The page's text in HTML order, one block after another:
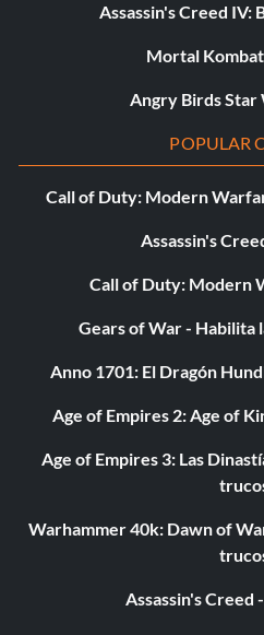
Assassin's Creed IV:
Mortal
Angry Birds Star
POPULAR
Call of Duty: Modern
Assassin's
Call of Duty: Modern
Gears of War - Habilita
Anno 1701: El Dragón
Age of Empires 2: Age of
Age of Empires 3: Las
Warhammer 40k: Dawn of
Assassin's Creed